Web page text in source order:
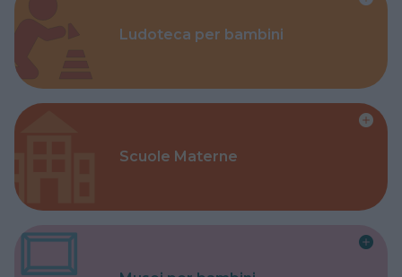
Ludoteca per bambini
Scuole Materne